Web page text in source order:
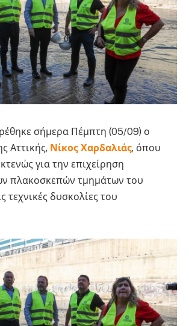
σήμερα Πέμπτη (05/09) ο
Αττικής, Νίκος Χαρδαλιάς, όπου
για την επιχείρηση
πλακοσκεπών τμημάτων του
τεχνικές δυσκολίες του